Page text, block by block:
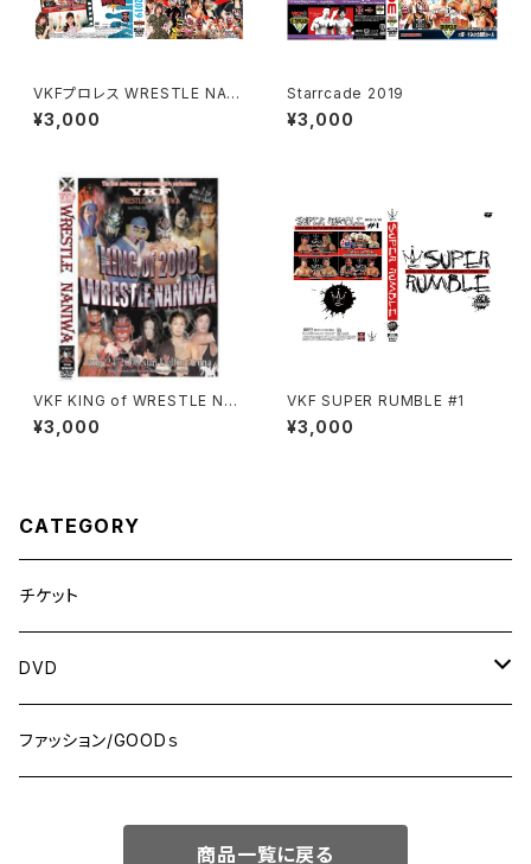
VKFプロレス WRESTLE NANI
WA 2019
¥3,000
Starrcade 2019
¥3,000
VKF KING of WRESTLE NA
NIWA 2008
¥3,000
VKF SUPER RUMBLE #1
¥3,000
CATEGORY
チケット
DVD
MONDAY NIGHT ”Brawl”! シリーズ
ファッション/GOODｓ
商品一覧に戻る